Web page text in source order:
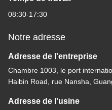
08:30-17:30
Notre adresse
Adresse de l'entreprise
Chambre 1003, le port
Haibin Road, rue Nansha,
Adresse de l'usine